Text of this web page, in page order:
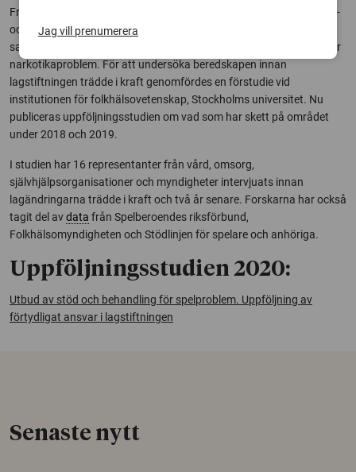
Från 1 januari 2018 gjordes ändringar i socialtjänstlagen och hälso-
och sjukvårdslagen för att personer med spelproblem skulle få
samma rätt till stöd och behandling som personer med alkohol- eller
narkotikaproblem. För att undersöka beredskapen innan
lagstiftningen trädde i kraft genomfördes en förstudie vid
institutionen för folkhälsovetenskap, Stockholms universitet. Nu
publiceras uppföljningsstudien om vad som har skett på området
under 2018 och 2019.
I studien har 16 representanter från vård, omsorg,
självhjälpsorganisationer och myndigheter intervjuats innan
lagändringarna trädde i kraft och två år senare. Forskarna har också
tagit del avdata från Spelberoendes riksförbund,
Folkhälsomyndigheten och Stödlinjen för spelare och anhöriga.
Uppföljningsstudien 2020:
Utbud av stöd och behandling för spelproblem. Uppföljning av
förtydligat ansvar i lagstiftningen
Senaste nytt
Jag vill prenumerera